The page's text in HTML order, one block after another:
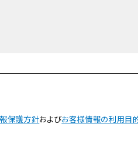
保護方針およびお客様情報の利用目